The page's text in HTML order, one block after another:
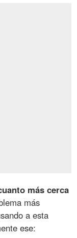
más cerca
más
a esta
ese: